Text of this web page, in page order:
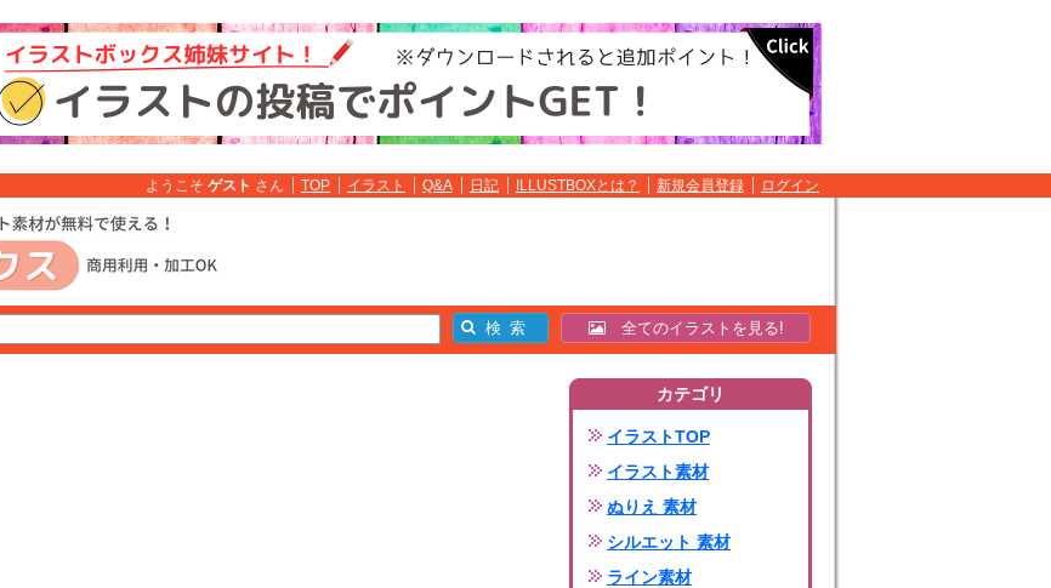
ようこそ ゲスト さん TOP イラスト Q&A 日記 ILLUSTBOXとは？ 新規会員登録 ログイン
全てのイラストを見る!
カテゴリ
イラストTOP
イラスト素材
ぬりえ 素材
シルエット 素材
ライン素材